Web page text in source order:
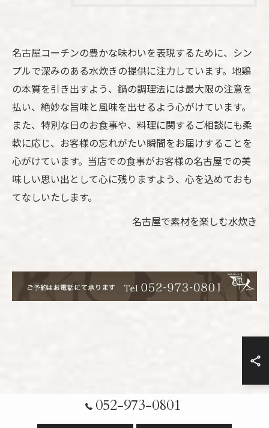
名古屋コーチンの豊かな味わいを表現するために、シン
プルで深みのある水炊きの提供に注力しています。地鶏
の本質を引き出すよう、鍋の調理法には最大限の注意を
払い、絶妙な旨味と風味を出せるよう心がけています。
また、特別な日のお食事や、料理に関するご相談にも柔
軟に応じ、お客様の忘れがたい瞬間をお届けすることを
心がけています。当店での食事がお客様の名古屋での美
味しい思い出として心に残りますよう、心を込めておも
てなしいたします。
名古屋で素材を楽しむ水炊き
052-973-0801